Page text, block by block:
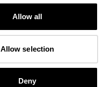
Allow all
Allow selection
Deny